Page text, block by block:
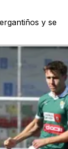
y se